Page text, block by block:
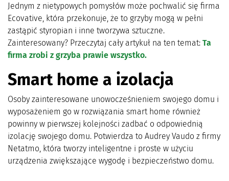
Jednym z nietypowych pomysłów może pochwalić się firma
Ecovative, która przekonuje, że to grzyby mogą w pełni
zastąpić styropian i inne tworzywa sztuczne.
Zainteresowany? Przeczytaj cały artykuł na ten temat: Ta
firma zrobi z grzyba prawie wszystko.
Smart home a izolacja
Osoby zainteresowane unowocześnieniem swojego domu i
wyposażeniem go w rozwiązania smart home również
powinny w pierwszej kolejności zadbać o odpowiednią
izolację swojego domu. Potwierdza to Audrey Vaudo z firmy
Netatmo, która tworzy inteligentne i proste w użyciu
urządzenia zwiększające wygodę i bezpieczeństwo domu.